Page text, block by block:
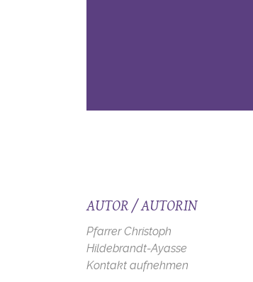
AUTOR / AUTORIN
Pfarrer Christoph
Hildebrandt-Ayasse
Kontakt aufnehmen